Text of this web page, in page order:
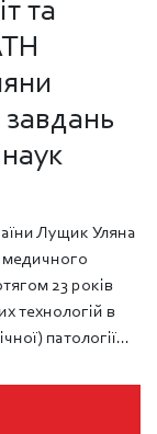
та
завдань
Лущик Уляна
медичного
23 років
технологій в
патології...